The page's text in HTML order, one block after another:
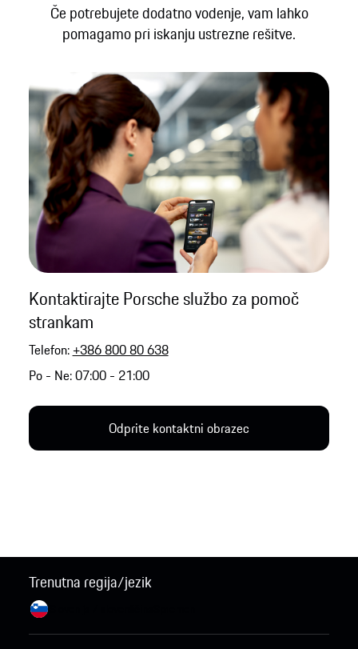
Če potrebujete dodatno vodenje, vam lahko
pomagamo pri iskanju ustrezne rešitve.
Kontaktirajte Porsche službo za pomoč
strankam
Telefon: +386 800 80 638
Po - Ne: 07:00 - 21:00
Odprite kontaktni obrazec
Trenutna regija/jezik